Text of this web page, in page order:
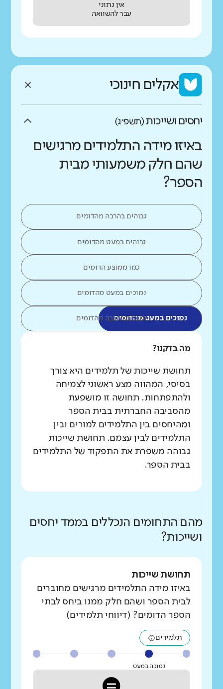
אין נתוני
עבר להשוואה
אקלים חינוכי
יחסים ושייכות(תשפ״ג)
באיזו מידה התלמידים מרגישים
שהם חלק משמעותי מבית
הספר?
גבוהים בהרבה מהדומים
גבוהים במעט מהדומים
כמו ממוצע הדומים
נמוכים במעט מהדומים
נמוכים במעט מהדומיםנמוכים בהרבה מהדומים
מה בדקנו?
תחושת שייכות של תלמידים היא צורך
בסיסי, המהווה מצע ראשוני לצמיחה
ולהתפתחות. תחושה זו מושפעת
מהסביבה החברתית בבית הספר
ומהיחסים בין התלמידים למורים ובין
התלמידים לבין עצמם. תחושת שייכות
גבוהה משפרת את התפקוד של התלמידים
בבית הספר.
מהם התחומים הנכללים בממד יחסים
ושייכות?
תחושת שייכות
באיזו מידה התלמידים מרגישים מחוברים
לבית הספר ושהם חלק ממנו ביחס לבתי
הספר הדומים? (דיווחי תלמידים)
תלמידים
נמוכה במעט